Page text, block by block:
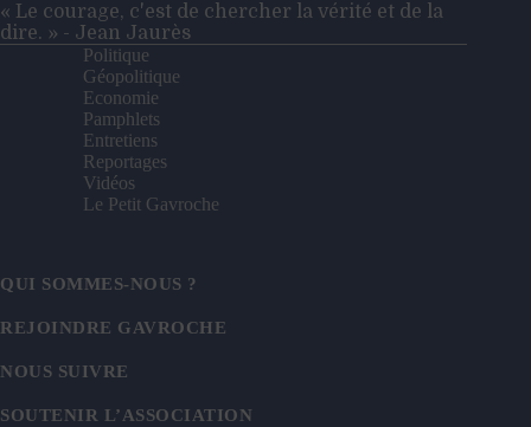
« Le courage, c'est de chercher la vérité et de la
dire. » - Jean Jaurès
Politique
Géopolitique
Economie
Pamphlets
Entretiens
Reportages
Vidéos
Le Petit Gavroche
QUI SOMMES-NOUS ?
REJOINDRE GAVROCHE
NOUS SUIVRE
SOUTENIR L’ASSOCIATION